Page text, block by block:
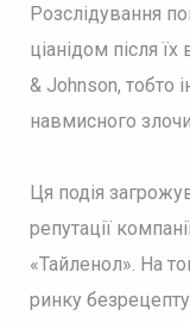
Розслідування
ціанідом після
& Johnson, тобто
навмисного
Ця подія
репутації
«Тайленол». На
ринку